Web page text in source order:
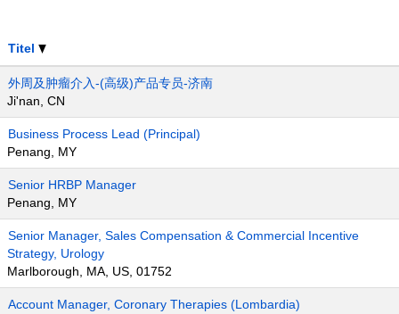
Titel
外周及肿瘤介入-(高级)产品专员-济南
Ji'nan, CN
Business Process Lead (Principal)
Penang, MY
Senior HRBP Manager
Penang, MY
Senior Manager, Sales Compensation & Commercial Incentive
Strategy, Urology
Marlborough, MA, US, 01752
Account Manager, Coronary Therapies (Lombardia)